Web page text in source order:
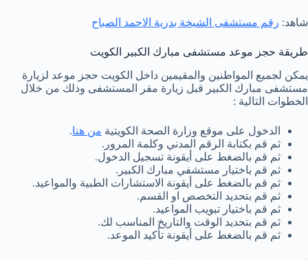
شاهد: رقم مستشفى الشيخة بدرية الاحمد الصباح
طريقة حجز موعد مستشفى مبارك الكبير الكويت
يمكن لجميع المواطنين والمقيمين داخل الكويت حجز موعد لزيارة
مستشفى مبارك الكبير قبل زيارة مقر المستشفى وذلك من خلال
الخطوات التالية :
الدخول على موقع وزارة الصحة الكويتية من هنا.
ثم قم بكتابة الرقم المدني وكلمة المرور.
ثم قم بالضغط على أيقونة تسجيل الدخول.
ثم قم باختيار مستشفي مبارك الكبير.
ثم قم بالضغط على أيقونة الاستشارات الطبية والمواعيد.
ثم قم بتحديد التخصص او القسم.
ثم قم باختيار تبويب المواعيد.
ثم قم بتحديد الوقت والتاريخ المناسب لك.
ثم قم بالضغط على أيقونة تأكيد الموعد.